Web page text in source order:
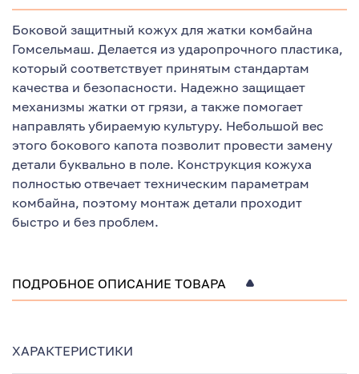
Боковой защитный кожух для жатки комбайна
Гомсельмаш. Делается из ударопрочного пластика,
который соответствует принятым стандартам
качества и безопасности. Надежно защищает
механизмы жатки от грязи, а также помогает
направлять убираемую культуру. Небольшой вес
этого бокового капота позволит провести замену
детали буквально в поле. Конструкция кожуха
полностью отвечает техническим параметрам
комбайна, поэтому монтаж детали проходит
быстро и без проблем.
ПОДРОБНОЕ ОПИСАНИЕ ТОВАРА
ХАРАКТЕРИСТИКИ